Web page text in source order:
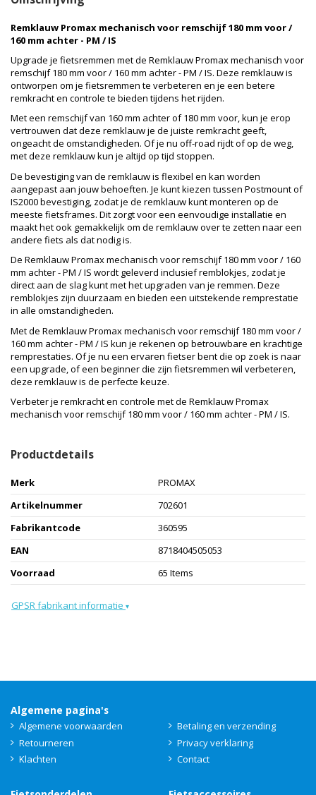
Remklauw Promax mechanisch voor remschijf 180 mm voor /
160 mm achter - PM / IS
Upgrade je fietsremmen met de Remklauw Promax mechanisch voor
remschijf 180 mm voor / 160 mm achter - PM / IS. Deze remklauw is
ontworpen om je fietsremmen te verbeteren en je een betere
remkracht en controle te bieden tijdens het rijden.
Met een remschijf van 160 mm achter of 180 mm voor, kun je erop
vertrouwen dat deze remklauw je de juiste remkracht geeft,
ongeacht de omstandigheden. Of je nu off-road rijdt of op de weg,
met deze remklauw kun je altijd op tijd stoppen.
De bevestiging van de remklauw is flexibel en kan worden
aangepast aan jouw behoeften. Je kunt kiezen tussen Postmount of
IS2000 bevestiging, zodat je de remklauw kunt monteren op de
meeste fietsframes. Dit zorgt voor een eenvoudige installatie en
maakt het ook gemakkelijk om de remklauw over te zetten naar een
andere fiets als dat nodig is.
De Remklauw Promax mechanisch voor remschijf 180 mm voor / 160
mm achter - PM / IS wordt geleverd inclusief remblokjes, zodat je
direct aan de slag kunt met het upgraden van je remmen. Deze
remblokjes zijn duurzaam en bieden een uitstekende remprestatie
in alle omstandigheden.
Met de Remklauw Promax mechanisch voor remschijf 180 mm voor /
160 mm achter - PM / IS kun je rekenen op betrouwbare en krachtige
remprestaties. Of je nu een ervaren fietser bent die op zoek is naar
een upgrade, of een beginner die zijn fietsremmen wil verbeteren,
deze remklauw is de perfecte keuze.
Verbeter je remkracht en controle met de Remklauw Promax
mechanisch voor remschijf 180 mm voor / 160 mm achter - PM / IS.
Productdetails
Merk
PROMAX
Artikelnummer
702601
Fabrikantcode
360595
EAN
8718404505053
Voorraad
65 Items
GPSR fabrikant informatie ▾
Algemene pagina's
Algemene voorwaarden
Betaling en verzending
Retourneren
Privacy verklaring
Klachten
Contact